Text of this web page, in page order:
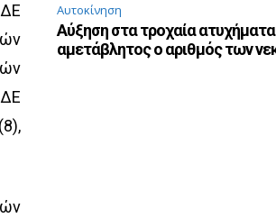
Αυτοκίνηση
Αύξηση στα τροχαία
αμετάβλητος ο αριθμός των